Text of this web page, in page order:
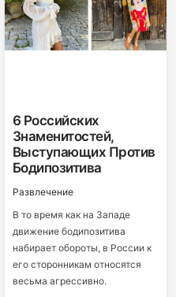
6 Российских
Знаменитостей,
Выступающих Против
Бодипозитива
Развлечение
В то время как на Западе
движение бодипозитива
набирает обороты, в России к
его сторонникам относятся
весьма агрессивно.